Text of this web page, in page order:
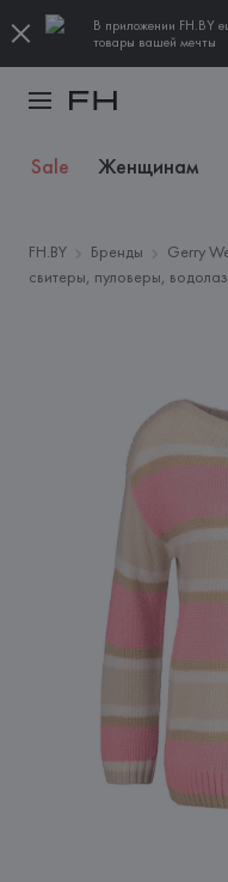
В приложении FH.BY
товары вашей мечты
Sale Женщинам
FH.BY Бренды Gerry
свитеры, пуловеры,